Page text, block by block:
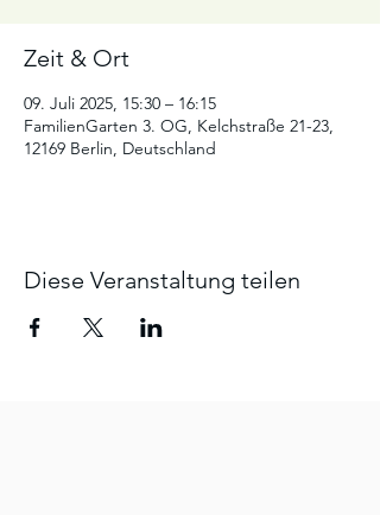
Zeit & Ort
09. Juli 2025, 15:30 – 16:15
FamilienGarten 3. OG, Kelchstraße 21-23,
12169 Berlin, Deutschland
Diese Veranstaltung teilen